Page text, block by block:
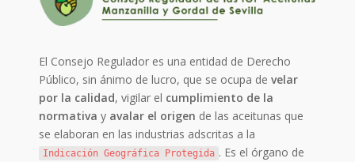
El Consejo Regulador es una entidad de Derecho
Público, sin ánimo de lucro, que se ocupa develar
por la calidad, vigilar el cumplimiento de la
normativa y avalar el origen de las aceitunas que
se elaboran en las industrias adscritas a la
Indicación Geográfica Protegida . Es el órgano de